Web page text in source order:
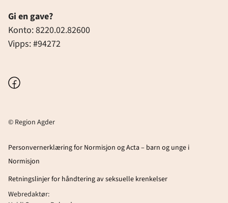
Gi en gave?
Konto: 8220.02.82600
Vipps: #94272
Facebook
© Region Agder
Personvernerklæring for Normisjon og Acta – barn og unge i
Normisjon
Retningslinjer for håndtering av seksuelle krenkelser
Webredaktør: